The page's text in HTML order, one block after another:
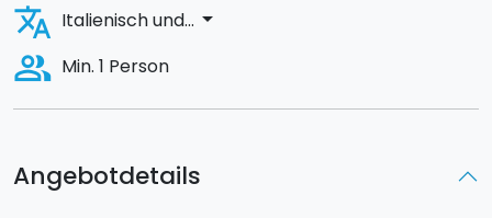
Angebotdetails
translate Italienisch und... arrow_drop_down
people_alt Min. 1 Person